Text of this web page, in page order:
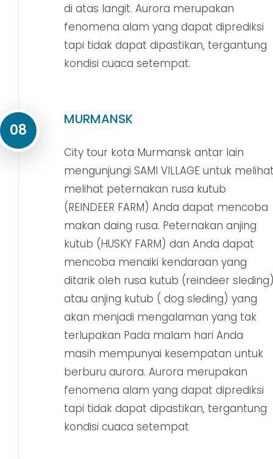
di atas langit. Aurora merupakan
fenomena alam yang dapat diprediksi
tapi tidak dapat dipastikan, tergantung
kondisi cuaca setempat.
08
MURMANSK
City tour kota Murmansk antar lain
mengunjungi SAMI VILLAGE untuk
melihat peternakan rusa kutub
(REINDEER FARM) Anda dapat mencoba
makan daing rusa. Peternakan anjing
kutub (HUSKY FARM) dan Anda dapat
mencoba menaiki kendaraan yang
ditarik oleh rusa kutub (reindeer
atau anjing kutub ( dog sleding) yang
akan menjadi mengalaman yang tak
terlupakan Pada malam hari Anda
masih mempunyai kesempatan untuk
berburu aurora. Aurora merupakan
fenomena alam yang dapat diprediksi
tapi tidak dapat dipastikan, tergantung
kondisi cuaca setempat